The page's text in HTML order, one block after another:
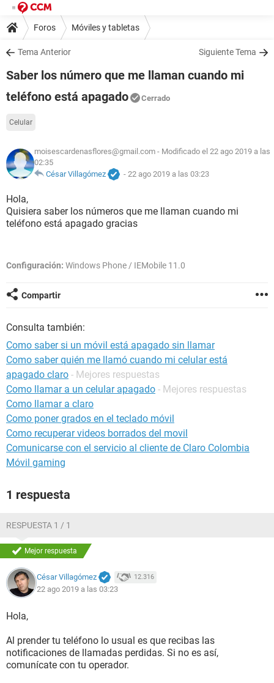
Foros Móviles y tabletas
Tema Anterior Siguiente Tema
Saber los número que me llaman cuando mi
teléfono está apagado
Cerrado
Celular
moisescardenasflores@gmail.com - Modificado el 22 ago 2019 a las
02:35
César Villagómez
-22 ago 2019 a las 03:23
Hola,
Quisiera saber los números que me llaman cuando mi
teléfono está apagado gracias
Configuración: Windows Phone / IEMobile 11.0
Compartir
Consulta también:
Como saber si un móvil está apagado sin llamar
Como saber quién me llamó cuando mi celular está
apagado claro - Mejores respuestas
Como llamar a un celular apagado - Mejores respuestas
Como llamar a claro
Como poner grados en el teclado móvil
Como recuperar videos borrados del movil
Comunicarse con el servicio al cliente de Claro Colombia
Móvil gaming
1 respuesta
RESPUESTA 1 / 1
Mejor respuesta
César Villagómez 12.316
22 ago 2019 a las 03:23
Hola,
Al prender tu teléfono lo usual es que recibas las
notificaciones de llamadas perdidas. Si no es así,
comunícate con tu operador.